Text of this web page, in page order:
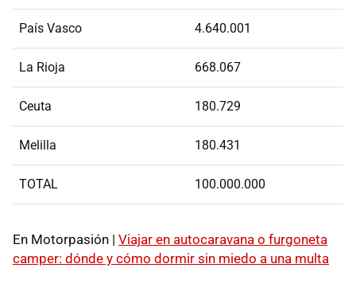
País Vasco 4.640.001
La Rioja 668.067
Ceuta 180.729
Melilla 180.431
TOTAL 100.000.000
En Motorpasión | Viajar en autocaravana o furgoneta
camper: dónde y cómo dormir sin miedo a una multa